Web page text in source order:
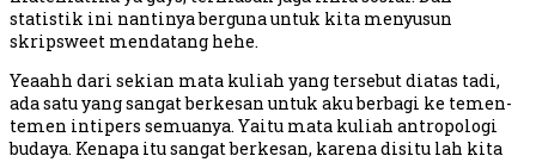
statistik ini nantinya berguna untuk kita menyusun
skripsweet mendatang hehe.
Yeaahh dari sekian mata kuliah yang tersebut diatas tadi,
ada satu yang sangat berkesan untuk aku berbagi ke temen-
temen intipers semuanya. Yaitu mata kuliah antropologi
budaya. Kenapa itu sangat berkesan, karena disitu lah kita